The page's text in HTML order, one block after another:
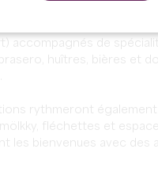
profitez des vins du
accompagnés de
huîtres, bières et
rythmeront également
fléchettes et
les bienvenues avec des